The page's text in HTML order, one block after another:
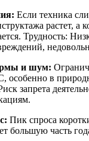
Если техника
растет, а
Трудность:
и шум:
особенно в
запрета
Пик спроса
большую часть